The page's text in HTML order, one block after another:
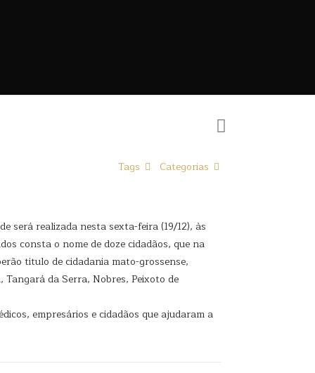
Categorias
Tags
será realizada nesta sexta-feira (19/12), às
consta o nome de doze cidadãos, que na
titulo de cidadania mato-grossense,
da Serra, Nobres, Peixoto de
empresários e cidadãos que ajudaram a